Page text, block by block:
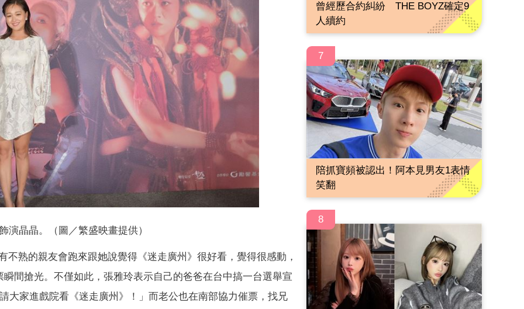
演晶晶。（圖／繁盛映畫提供）
熟的親友會跑來跟她說覺得《迷走廣州》很好看，覺得很感動，
間搶光。不僅如此，張雅玲表示自己的爸爸在台中搞一台選舉宣
大家進戲院看《迷走廣州》！」而老公也在南部協力催票，找兄
曾經歷合約糾紛 THE BOYZ確定9
人續約
7
陪抓寶頻被認出！阿本見男友1表情
笑翻
8